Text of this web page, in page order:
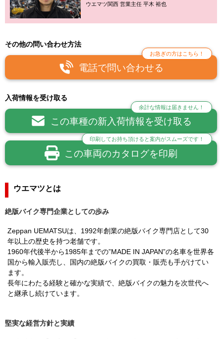
ウエマツ関西 営業主任 平木 裕也
その他の問い合わせ方法
電話で問い合わせる
お急ぎの方はこちら！
入荷情報を受け取る
この車種の新入荷情報を受け取る
余計な情報は届きません！
この車両のカタログを印刷
印刷してお持ち頂けると案内がスムーズです！
ウエマツとは
絶版バイク専門企業としての歩み
Zeppan UEMATSUは、1992年創業の絶版バイク専門店として30
年以上の歴史を持つ老舗です。
1960年代後半から1985年までの”MADE IN JAPAN”の名車を世界各
国から輸入販売し、国内の絶版バイクの買取・販売も手がけてい
ます。
長年にわたる経験と確かな実績で、絶版バイクの魅力を次世代へ
と継承し続けています。
堅実な経営方針と実績